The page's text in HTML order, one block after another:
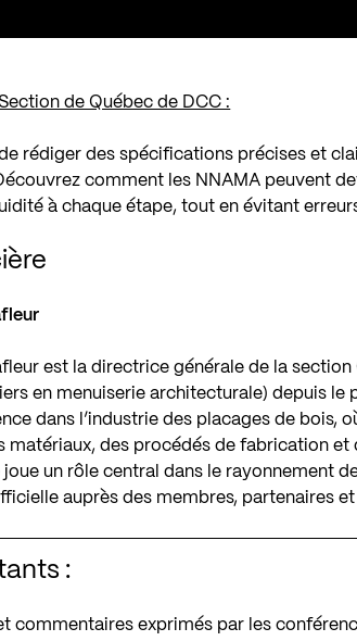
de Québec de DCC :
rédiger des spécifications précises et
comment les NNAMA peuvent
à chaque étape, tout en évitant
est la directrice générale de la section
en menuiserie architecturale) depuis le
dans l’industrie des placages de bois,
matériaux, des procédés de fabrication et
un rôle central dans le rayonnement
auprès des membres, partenaires
:
commentaires exprimés par les